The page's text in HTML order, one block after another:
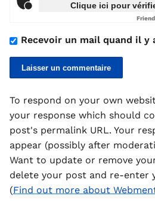
Clique ici pour
Recevoir un mail quand il y
To respond on your own
your response which should
post's permalink URL. Your
appear (possibly after
Want to update or remove
delete your post and re-enter
(Find out more about